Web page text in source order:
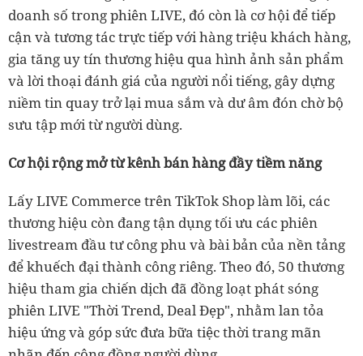
doanh số trong phiên LIVE, đó còn là cơ hội để tiếp
cận và tương tác trực tiếp với hàng triệu khách hàng,
gia tăng uy tín thương hiệu qua hình ảnh sản phẩm
và lời thoại đánh giá của người nổi tiếng, gây dựng
niềm tin quay trở lại mua sắm và dư âm đón chờ bộ
sưu tập mới từ người dùng.
Cơ hội rộng mở từ kênh bán hàng đầy tiềm năng
Lấy LIVE Commerce trên TikTok Shop làm lõi, các
thương hiệu còn đang tận dụng tối ưu các phiên
livestream đầu tư công phu và bài bản của nền tảng
để khuếch đại thành công riêng. Theo đó, 50 thương
hiệu tham gia chiến dịch đã đồng loạt phát sóng
phiên LIVE "Thời Trend, Deal Đẹp", nhằm lan tỏa
hiệu ứng và góp sức đưa bữa tiệc thời trang mãn